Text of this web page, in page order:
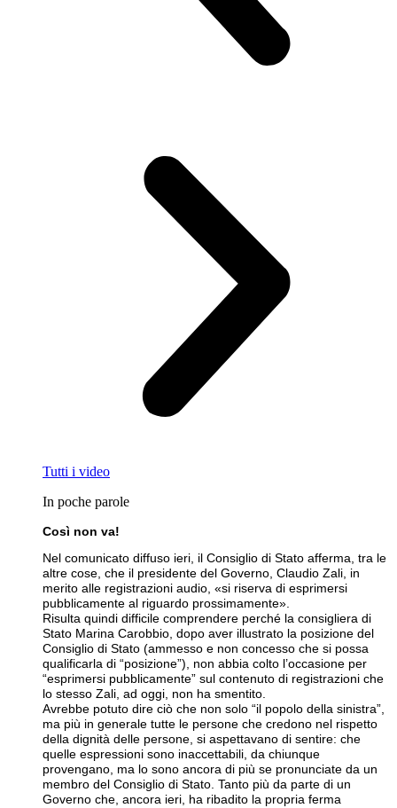
Tutti i video
In poche parole
Così non va!
Nel comunicato diffuso ieri, il Consiglio di Stato afferma, tra le
altre cose, che il presidente del Governo, Claudio Zali, in
merito alle registrazioni audio, «si riserva di esprimersi
pubblicamente al riguardo prossimamente».
Risulta quindi difficile comprendere perché la consigliera di
Stato Marina Carobbio, dopo aver illustrato la posizione del
Consiglio di Stato (ammesso e non concesso che si possa
qualificarla di “posizione”), non abbia colto l’occasione per
“esprimersi pubblicamente” sul contenuto di registrazioni che
lo stesso Zali, ad oggi, non ha smentito.
Avrebbe potuto dire ciò che non solo “il popolo della sinistra”,
ma più in generale tutte le persone che credono nel rispetto
della dignità delle persone, si aspettavano di sentire: che
quelle espressioni sono inaccettabili, da chiunque
provengano, ma lo sono ancora di più se pronunciate da un
membro del Consiglio di Stato. Tanto più da parte di un
Governo che, ancora ieri, ha ribadito la propria ferma